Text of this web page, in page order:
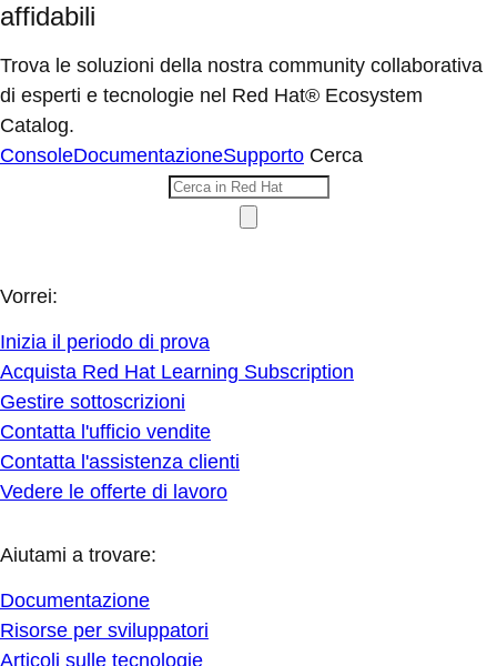
affidabili
Trova le soluzioni della nostra community collaborativa
di esperti e tecnologie nel Red Hat® Ecosystem
Catalog.
ConsoleDocumentazioneSupporto Cerca
Vorrei:
Inizia il periodo di prova
Acquista Red Hat Learning Subscription
Gestire sottoscrizioni
Contatta l'ufficio vendite
Contatta l'assistenza clienti
Vedere le offerte di lavoro
Aiutami a trovare:
Documentazione
Risorse per sviluppatori
Articoli sulle tecnologie